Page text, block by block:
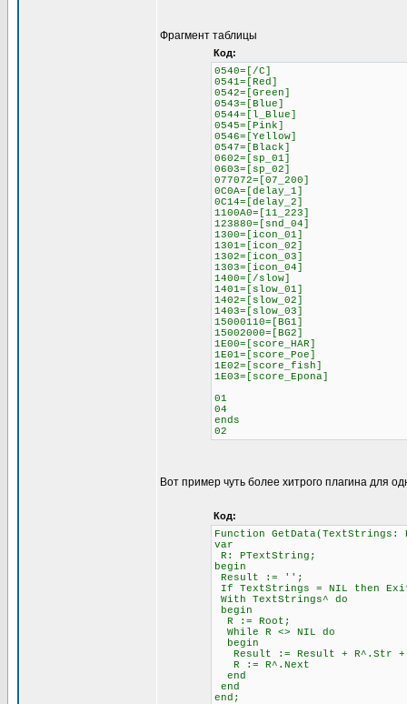
Фрагмент таблицы
Код:
0540=[/C]
0541=[Red]
0542=[Green]
0543=[Blue]
0544=[l_Blue]
0545=[Pink]
0546=[Yellow]
0547=[Black]
0602=[sp_01]
0603=[sp_02]
077072=[07_200]
0C0A=[delay_1]
0C14=[delay_2]
1100A0=[11_223]
123880=[snd_04]
1300=[icon_01]
1301=[icon_02]
1302=[icon_03]
1303=[icon_04]
1400=[/slow]
1401=[slow_01]
1402=[slow_02]
1403=[slow_03]
15000110=[BG1]
15002000=[BG2]
1E00=[score_HAR]
1E01=[score_Poe]
1E02=[score_fish]
1E03=[score_Epona]
01
04
ends
02
Вот пример чуть более хитрого плагина для
Код:
Function
var
R: PTextString;
begin
Result := '';
If TextStrings = NIL then
With TextStrings^ do
begin
R := Root;
While R <> NIL do
begin
Result := Result + R^.Str +
R := R^.Next
end
end
end;